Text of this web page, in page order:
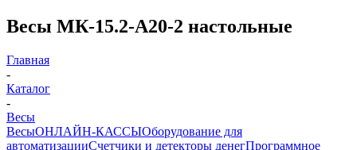
Весы МК-15.2-А20-2 настольные
Главная
-
Каталог
-
Весы
ВесыОНЛАЙН-КАССЫОборудование для
автоматизацииСчетчики и детекторы денегПрограммное